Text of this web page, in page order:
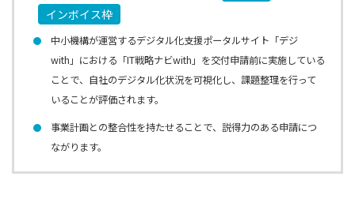
インボイス枠
中小機構が運営するデジタル化支援ポータルサイト「デジ
with」における「IT戦略ナビwith」を交付申請前に実施している
ことで、自社のデジタル化状況を可視化し、課題整理を行って
いることが評価されます。
事業計画との整合性を持たせることで、説得力のある申請につ
ながります。